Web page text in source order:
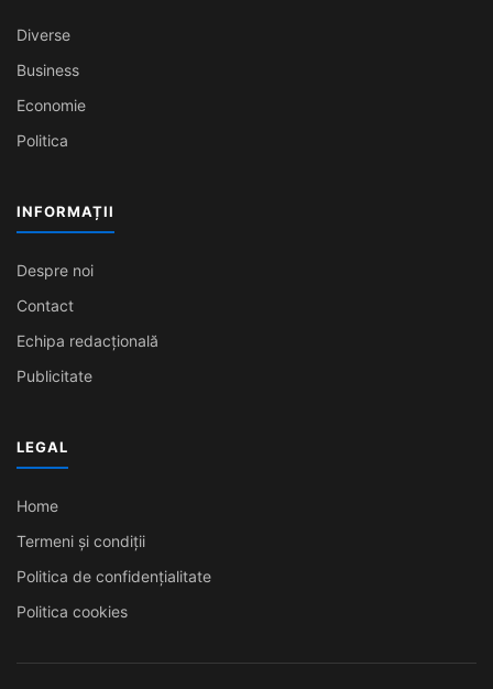
Diverse
Business
Economie
Politica
INFORMAȚII
Despre noi
Contact
Echipa redacțională
Publicitate
LEGAL
Home
Termeni și condiții
Politica de confidențialitate
Politica cookies